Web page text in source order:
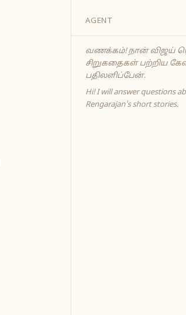
AGENT
வணக்கம்! நான் விஜய்
சிறுகதைகள் பற்றிய
பதிலளிப்பேன்.
Hi! I will answer questions
Rengarajan's short stories.